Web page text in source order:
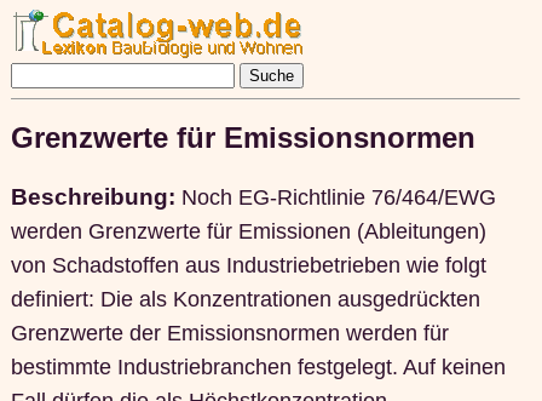
Grenzwerte für Emissionsnormen
Beschreibung: Noch EG-Richtlinie 76/464/EWG
werden Grenzwerte für Emissionen (Ableitungen)
von Schadstoffen aus Industriebetrieben wie folgt
definiert: Die als Konzentrationen ausgedrückten
Grenzwerte der Emissionsnormen werden für
bestimmte Industriebranchen festgelegt. Auf keinen